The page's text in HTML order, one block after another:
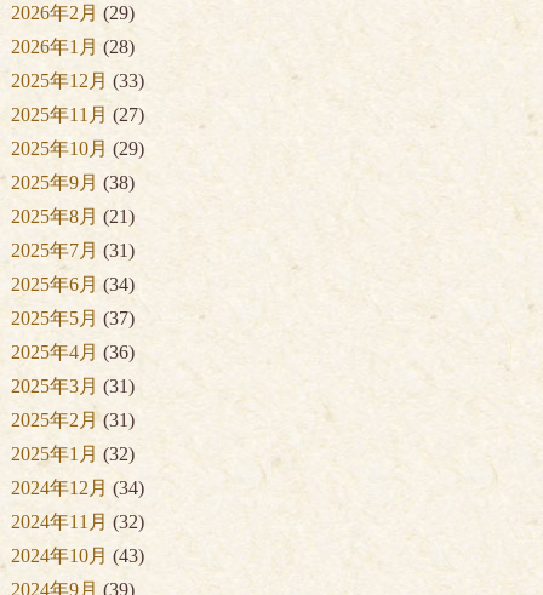
2026年2月 (29)
2026年1月 (28)
2025年12月 (33)
2025年11月 (27)
2025年10月 (29)
2025年9月 (38)
2025年8月 (21)
2025年7月 (31)
2025年6月 (34)
2025年5月 (37)
2025年4月 (36)
2025年3月 (31)
2025年2月(31)
2025年1月 (32)
2024年12月 (34)
2024年11月 (32)
2024年10月 (43)
2024年9月 (39)